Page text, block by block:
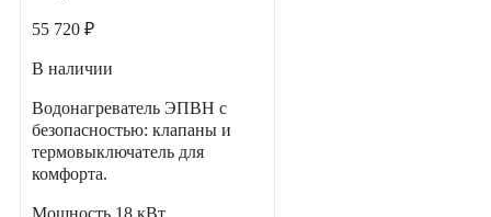
55 720 ₽
В наличии
Водонагреватель ЭПВН с
безопасностью: клапаны и
термовыключатель для
комфорта.
Мощность 18 кВт